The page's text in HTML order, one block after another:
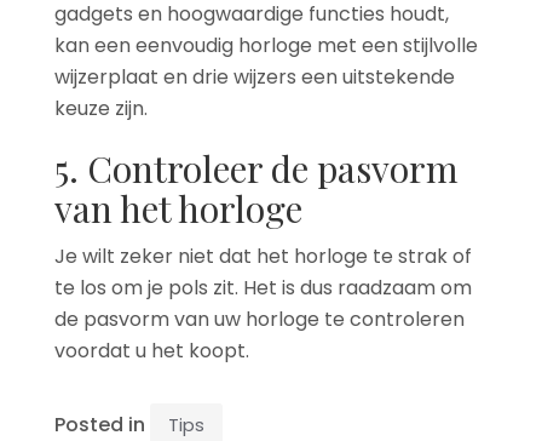
gadgets en hoogwaardige functies houdt,
kan een eenvoudig horloge met een stijlvolle
wijzerplaat en drie wijzers een uitstekende
keuze zijn.
5. Controleer de pasvorm
van het horloge
Je wilt zeker niet dat het horloge te strak of
te los om je pols zit. Het is dus raadzaam om
de pasvorm van uw horloge te controleren
voordat u het koopt.
Posted in Tips